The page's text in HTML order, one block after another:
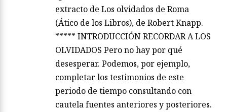
extracto de Los olvidados de Roma
(Ático de los Libros), de Robert Knapp.
***** INTRODUCCIÓN RECORDAR A LOS
OLVIDADOS Pero no hay por qué
desesperar. Podemos, por ejemplo,
completar los testimonios de este
periodo de tiempo consultando con
cautela fuentes anteriores y posteriores.